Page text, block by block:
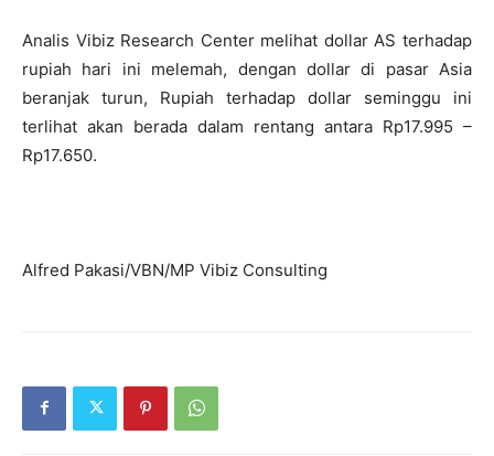
Analis Vibiz Research Center melihat dollar AS terhadap
rupiah hari ini melemah, dengan dollar di pasar Asia
beranjak turun, Rupiah terhadap dollar seminggu ini
terlihat akan berada dalam rentang antara Rp17.995 –
Rp17.650.
Alfred Pakasi/VBN/MP Vibiz Consulting